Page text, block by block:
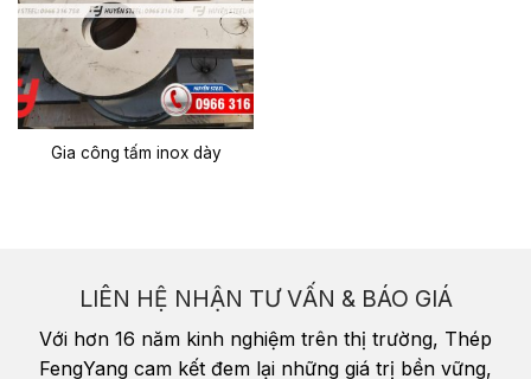
Gia công tấm inox dày
LIÊN HỆ NHẬN TƯ VẤN & BÁO GIÁ
Với hơn 16 năm kinh nghiệm trên thị trường, Thép
FengYang cam kết đem lại những giá trị bền vững,